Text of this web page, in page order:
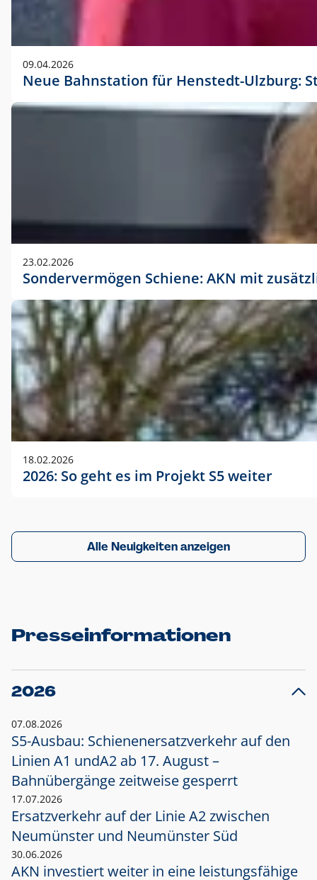
09.04.2026
Neue Bahnstation für Henstedt-Ulzburg:
23.02.2026
Sondervermögen Schiene: AKN mit
18.02.2026
2026: So geht es im Projekt S5 weiter
Alle Neuigkeiten anzeigen
Presseinformationen
2026
07.08.2026
S5-Ausbau: Schienenersatzverkehr auf den
Linien A1 undA2 ab 17. August –
Bahnübergänge zeitweise gesperrt
17.07.2026
Ersatzverkehr auf der Linie A2 zwischen
Neumünster und Neumünster Süd
30.06.2026
AKN investiert weiter in eine leistungsfähige